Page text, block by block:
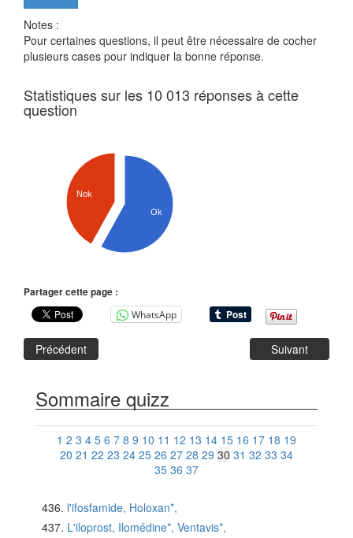
Notes :
Pour certaines questions, il peut être nécessaire de cocher
plusieurs cases pour indiquer la bonne réponse.
Statistiques sur les 10 013 réponses à cette
question
Nok
Ok
Partager cette page :
WhatsApp
Précédent Suivant
Sommaire quizz
1 2 3 4 5 6 7 8 9 10 11 12 13 14 15 16 17 18 19
20 21 22 23 24 25 26 27 28 29 30 31 32 33 34
35 36 37
l'ifosfamide, Holoxan*,
L'iloprost, Ilomédine*, Ventavis*,